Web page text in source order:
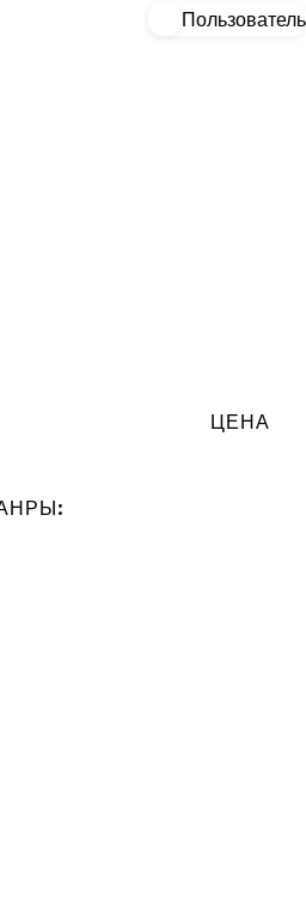
Пользователь
ЦЕНА